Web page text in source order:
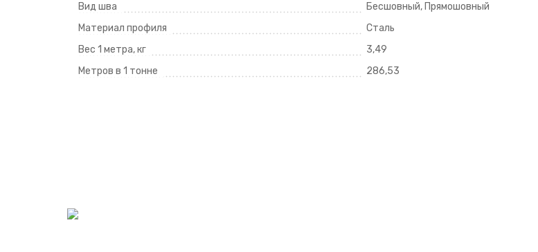
Вид шва
Бесшовный, Прямошовный
Материал профиля
Сталь
Вес 1 метра, кг
3,49
Метров в 1 тонне
286,53